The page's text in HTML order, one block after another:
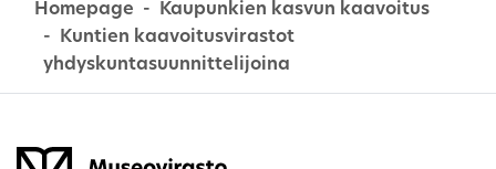
Homepage
Kaupunkien kasvun kaavoitus
Kuntien kaavoitusvirastot
yhdyskuntasuunnittelijoina